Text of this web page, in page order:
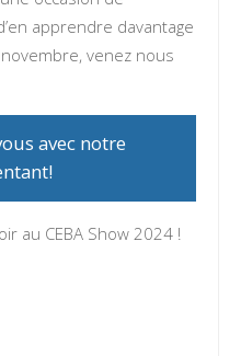
apprendre davantage
venez nous
avec notre
au CEBA Show 2024 !